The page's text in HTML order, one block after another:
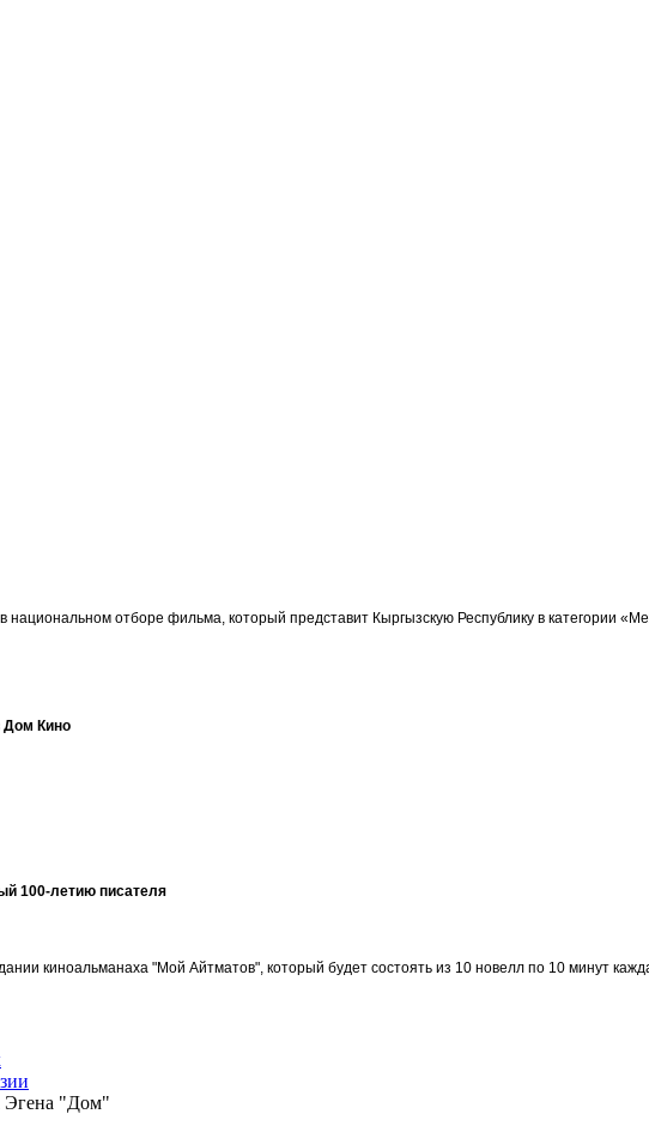
национальном отборе фильма, который представит Кыргызскую Республику в
Дом Кино
100-летию писателя
киноальманаха "Мой Айтматов", который будет состоять из 10 новелл по 10 минут
Эгена "Дом"